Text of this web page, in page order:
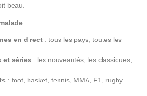
beau.
en direct : tous les pays, toutes les
et séries : les nouveautés, les classiques,
: foot, basket, tennis, MMA, F1, rugby…